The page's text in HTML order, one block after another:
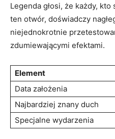
Legenda⁢ głosi, że każdy,
ten otwór,​ doświadczy
niejednokrotnie
‍zdumiewającymi efektami.
Element
Data założenia
Najbardziej⁢ znany duch
Specjalne wydarzenia